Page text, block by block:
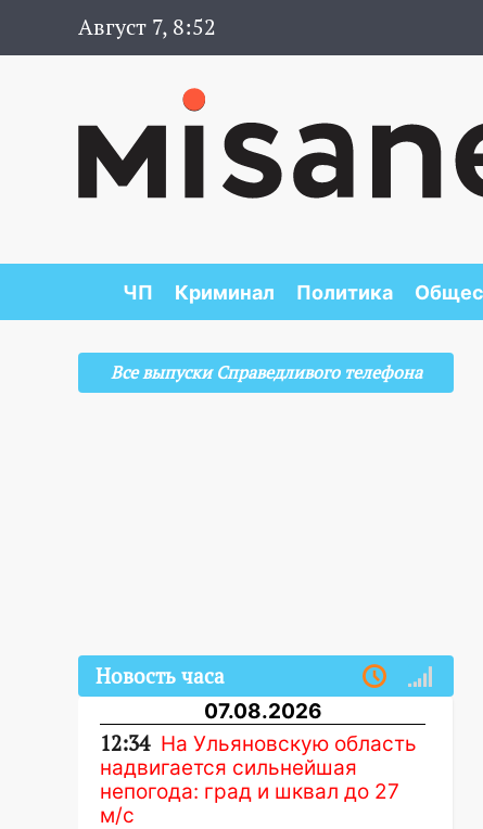
Август 7, 8:52
ЧП Криминал Политика
Все выпуски Справедливого телефона
Новость часа
07.08.2026
12:34 На Ульяновскую область
надвигается сильнейшая
непогода: град и шквал до 27
м/с